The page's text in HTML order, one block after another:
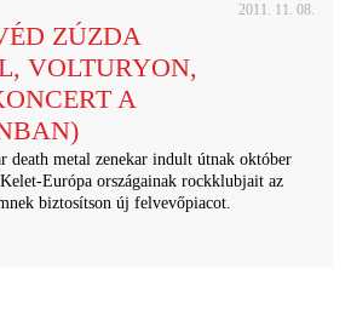
2011. 11. 08.
ZÚZDA
VOLTURYON,
A
death metal zenekar indult útnak október
Európa országainak rockklubjait az
biztosítson új felvevőpiacot.